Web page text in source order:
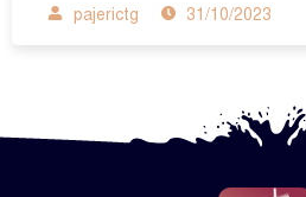
pajerictg 31/10/2023